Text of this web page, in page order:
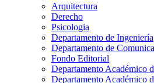
Arquitectura
Derecho
Psicologia
Departamento de Ingeniería
Departamento de
Fondo Editorial
Departamento Académico
Departamento Académico